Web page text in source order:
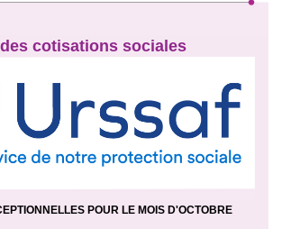
cotisations sociales
POUR LE MOIS D'OCTOBRE